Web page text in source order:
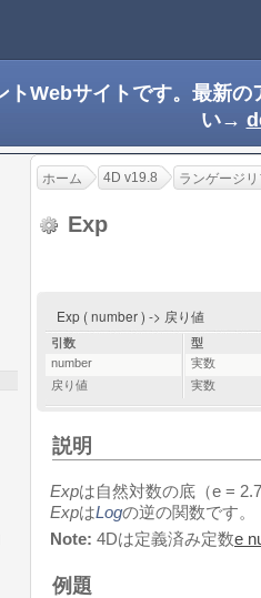
トWebサイトです。最新
い→
ホーム 4D v19.8 ランゲージ
Exp
Exp ( number ) -> 戻り値
引数
型
number
実数
戻り値
実数
説明
Expは自然対数の底（e =
ExpはLogの逆の関数です。
Note: 4Dは定義済み定数e
例題